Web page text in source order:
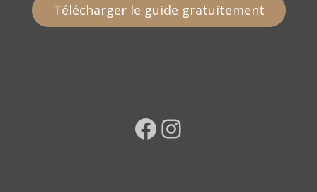
Télécharger le guide gratuitement
Facebook Instagram